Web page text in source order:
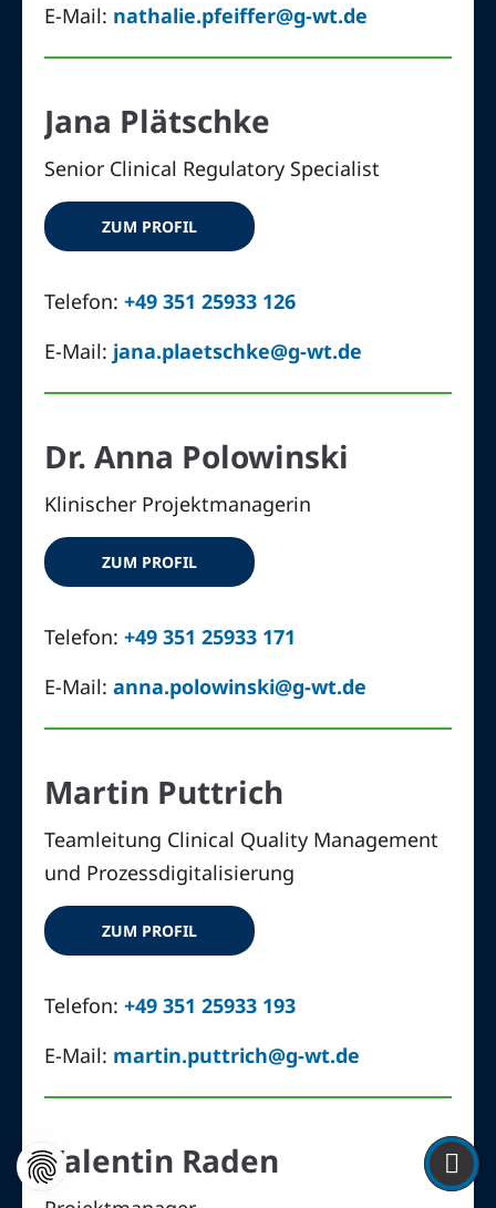
E-Mail: nathalie.pfeiffer@g-wt.de
Jana Plätschke
Senior Clinical Regulatory Specialist
ZUM PROFIL
Telefon:+49 351 25933 126
E-Mail: jana.plaetschke@g-wt.de
Dr. Anna Polowinski
Klinischer Projektmanagerin
ZUM PROFIL
Telefon:+49 351 25933 171
E-Mail:anna.polowinski@g-wt.de
Martin Puttrich
Teamleitung Clinical Quality Management
und Prozessdigitalisierung
ZUM PROFIL
Telefon:+49 351 25933 193
E-Mail: martin.puttrich@g-wt.de
Valentin Raden